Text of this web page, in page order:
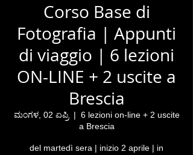
Corso Base di
Fotografia | Appunti
di viaggio | 6 lezioni
ON-LINE + 2 uscite a
Brescia
ಮಂಗಳ, 02 ಏಪ್ರಿ
  |
6 lezioni on-line + 2 uscite
a Brescia
del martedì sera | inizio 2 aprile | in